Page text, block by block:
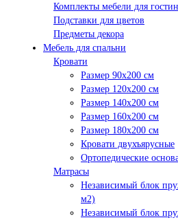
Комплекты мебели для
Подставки для цветов
Предметы декора
Мебель для спальни
Кровати
Размер 90х200 см
Размер 120х200 см
Размер 140х200 см
Размер 160х200 см
Размер 180х200 см
Кровати двухъярусные
Ортопедические
Матрасы
Независимый блок
м2)
Независимый блок